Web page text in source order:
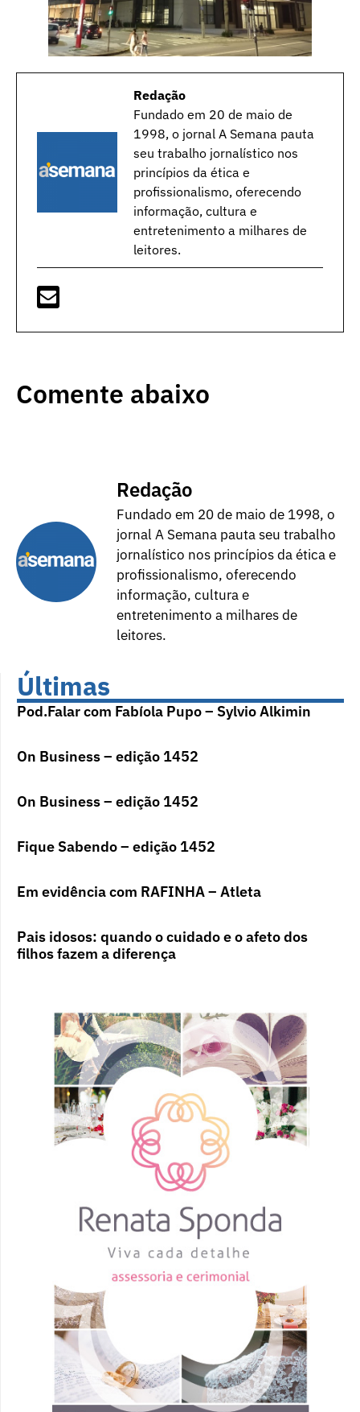
Redação
Fundado em 20 de maio de
1998, o jornal A Semana pauta
seu trabalho jornalístico nos
princípios da ética e
profissionalismo, oferecendo
informação, cultura e
entretenimento a milhares de
leitores.
Comente abaixo
Redação
Fundado em 20 de maio de 1998, o
jornal A Semana pauta seu trabalho
jornalístico nos princípios da ética e
profissionalismo, oferecendo
informação, cultura e
entretenimento a milhares de
leitores.
Últimas
Pod.Falar com Fabíola Pupo – Sylvio Alkimin
On Business – edição 1452
On Business – edição 1452
Fique Sabendo – edição 1452
Em evidência com RAFINHA – Atleta
Pais idosos: quando o cuidado e o afeto dos
filhos fazem a diferença